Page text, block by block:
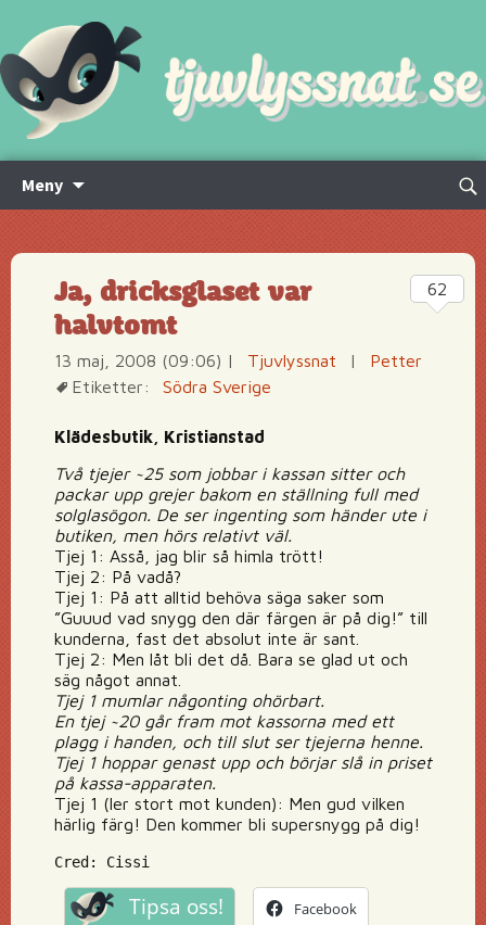
Meny
innehåll
Sök
Ja, dricksglaset var
halvtomt
13 maj, 2008 (09:06) | Tjuvlyssnat |
Petter
Etiketter:
Södra Sverige
Klädesbutik, Kristianstad
Två tjejer ~25 som jobbar i kassan sitter och
packar upp grejer bakom en ställning full med
solglasögon. De ser ingenting som händer ute i
butiken, men hörs relativt väl.
Tjej 1: Asså, jag blir så himla trött!
Tjej 2: På vadå?
Tjej 1: På att alltid behöva säga saker som
”Guuud vad snygg den där färgen är på dig!” till
kunderna, fast det absolut inte är sant.
Tjej 2: Men låt bli det då. Bara se glad ut och
säg något annat.
Tjej 1 mumlar någonting ohörbart.
En tjej ~20 går fram mot kassorna med ett
plagg i handen, och till slut ser tjejerna henne.
Tjej 1 hoppar genast upp och börjar slå in priset
på kassa-apparaten.
Tjej 1 (ler stort mot kunden): Men gud vilken
härlig färg! Den kommer bli supersnygg på dig!
Cred: Cissi
Tipsa oss! Facebook
62